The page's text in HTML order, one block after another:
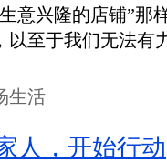
意兴隆的店铺”那
以至于我们无法有
生活
人，开始行动